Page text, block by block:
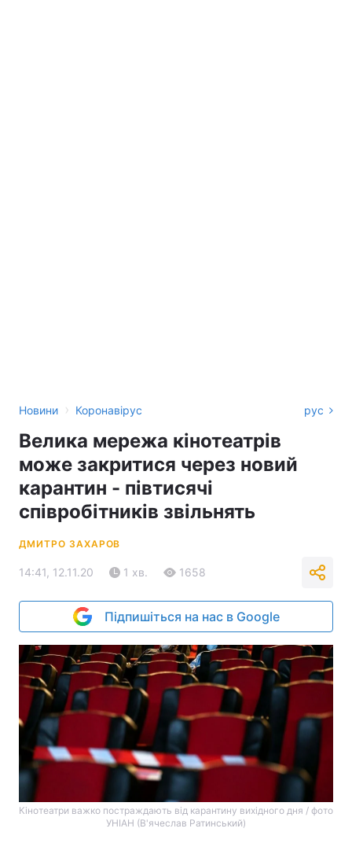
Новини › Коронавірус рус
Велика мережа кінотеатрів
може закритися через новий
карантин - півтисячі
співробітників звільнять
ДМИТРО ЗАХАРОВ
14:41, 12.11.20 1 хв. 1658
Підпишіться на нас в Google
Кінотеатри важко постраждають від карантину вихідного дня / фото
УНІАН (В'ячеслав Ратинський)